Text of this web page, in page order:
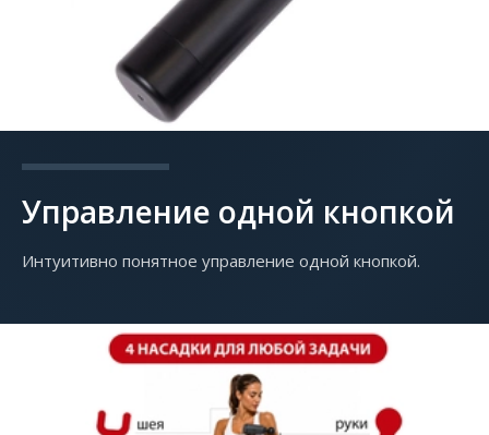
Управление одной кнопкой
Интуитивно понятное управление одной кнопкой.